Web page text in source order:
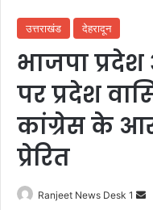
उत्तराखंड देहरादून
भाजपा प्रदेश
पर प्रदेश
कांग्रेस के
प्रेरित
Ranjeet News Desk 1